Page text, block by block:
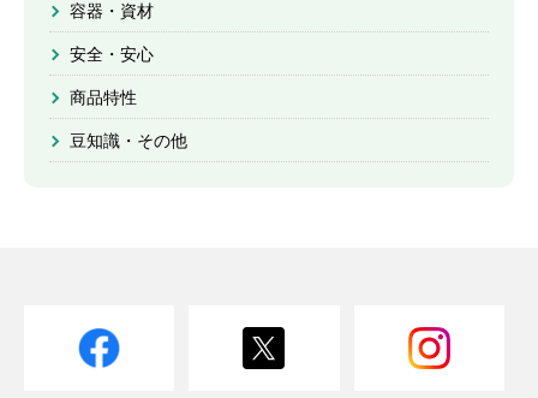
容器・資材
安全・安心
商品特性
豆知識・その他